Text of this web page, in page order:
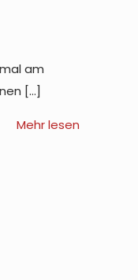
am
[…]
Mehr lesen